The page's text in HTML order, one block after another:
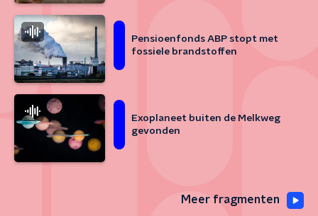
Pensioenfonds ABP stopt met
fossiele brandstoffen
Exoplaneet buiten de Melkweg
gevonden
Meer fragmenten